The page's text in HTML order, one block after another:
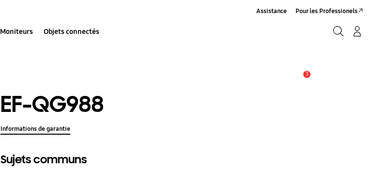
Moniteurs Objets connectés
Assistance Pour les Professionels
3
EF-QG988
Informations de garantie
Sujets communs